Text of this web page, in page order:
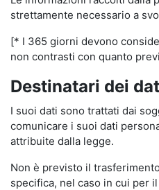
strettamente necessario a
[* I 365 giorni devono
non contrasti con quanto
Destinatari dei
I suoi dati sono trattati dai
comunicare i suoi dati
attribuite dalla legge.
Non è previsto il
specifica, nel caso in cui per